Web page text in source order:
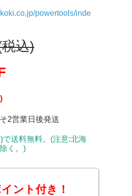
powertools/inde
込)
2営業日後発送
で送料無料。(注意:北海
く。)
ント付き！